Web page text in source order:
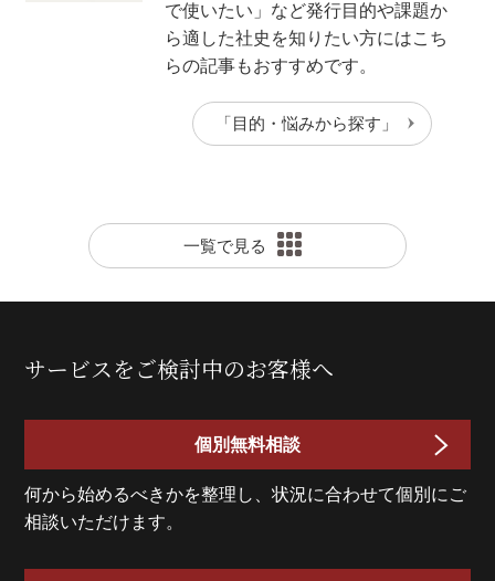
で使いたい」など発行目的や課題か
ら適した社史を知りたい方にはこち
らの記事もおすすめです。
「目的・悩みから探す」
一覧で見る
サービスをご検討中のお客様へ
個別無料相談
何から始めるべきかを整理し、状況に合わせて個別にご
相談いただけます。